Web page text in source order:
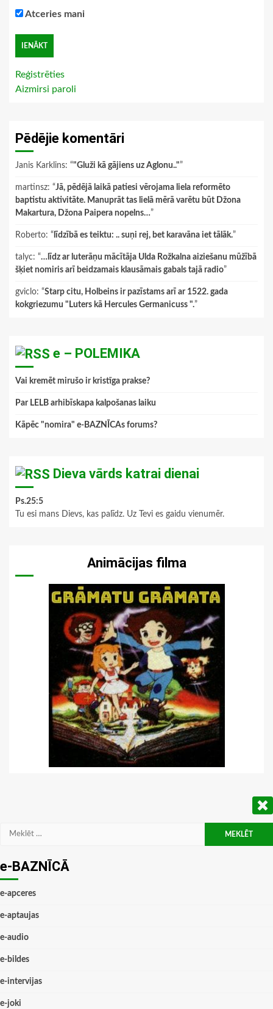
Atceries mani
Reģistrēties
Aizmirsi paroli
Pēdējie komentāri
Janis Karklins: “"Gluži kā gājiens uz Aglonu.."”
martinsz: “Jā, pēdējā laikā patiesi vērojama liela reformēto
baptistu aktivitāte. Manuprāt tas lielā mērā varētu būt Džona
Makartura, Džona Paipera nopelns…”
Roberto: “ līdzībā es teiktu: .. suņi rej, bet karavāna iet tālāk.”
talyc: “…līdz ar luterāņu mācītāja Ulda Rožkalna aiziešanu mūžībā
šķiet nomiris arī beidzamais klausāmais gabals tajā radio”
gviclo: “Starp citu, Holbeins ir pazīstams arī ar 1522. gada
kokgriezumu "Luters kā Hercules Germanicuss ".”
e – POLEMIKA
Vai kremēt mirušo ir kristīga prakse?
Par LELB arhibīskapa kalpošanas laiku
Kāpēc "nomira" e-BAZNĪCAs forums?
Dieva vārds katrai dienai
Ps.25:5
Tu esi mans Dievs, kas palīdz. Uz Tevi es gaidu vienumēr.
Animācijas filma
Meklēt:
e-BAZNĪCĀ
e-apceres
e-aptaujas
e-audio
e-bildes
e-intervijas
e-joki